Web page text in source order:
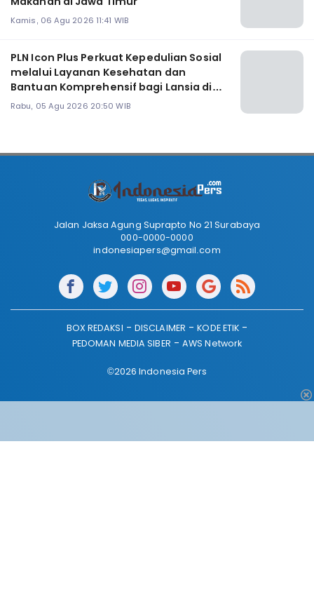
Kamis, 06 Agu 2026 11:41 WIB
PLN Icon Plus Perkuat Kepedulian Sosial
melalui Layanan Kesehatan dan
Bantuan Komprehensif bagi Lansia di
Malang
Rabu, 05 Agu 2026 20:50 WIB
Jalan Jaksa Agung Suprapto No 21 Surabaya
000-0000-0000
indonesiapers@gmail.com
BOX REDAKSI DISCLAIMER
KODE ETIK
PEDOMAN MEDIA SIBER
AWS Network
©2026 Indonesia Pers